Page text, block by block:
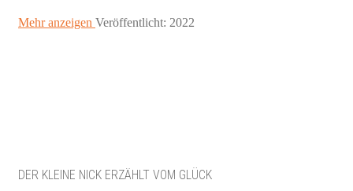
Mehr anzeigen Veröffentlicht: 2022
DER KLEINE NICK ERZÄHLT VOM GLÜCK